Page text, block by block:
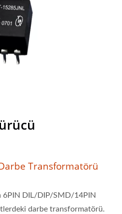
Transformatörü
6PIN DIL/DIP/SMD/14PIN
darbe transformatörü.